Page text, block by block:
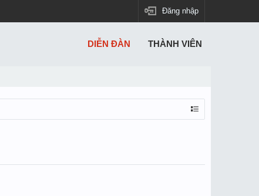
Đăng nhập
DIỄN ĐÀN THÀNH VIÊN